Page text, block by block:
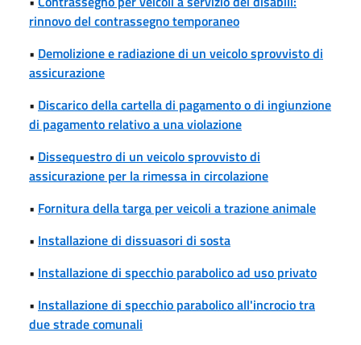
rinnovo del contrassegno temporaneo
• Demolizione e radiazione di un veicolo sprovvisto di
assicurazione
• Discarico della cartella di pagamento o di ingiunzione
di pagamento relativo a una violazione
• Dissequestro di un veicolo sprovvisto di
assicurazione per la rimessa in circolazione
• Fornitura della targa per veicoli a trazione animale
• Installazione di dissuasori di sosta
• Installazione di specchio parabolico ad uso privato
• Installazione di specchio parabolico all'incrocio tra
due strade comunali